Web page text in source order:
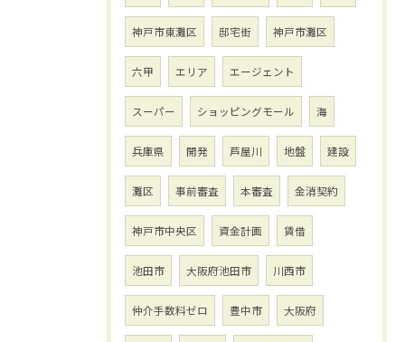
神戸市東灘区 邸宅街 神戸市灘区
六甲 エリア エージェント
スーパー ショッピングモール 海
兵庫県 開発 芦屋川 地盤 建設
灘区 事前審査 本審査 金消契約
神戸市中央区 資金計画 賃借
池田市 大阪府池田市 川西市
仲介手数料ゼロ 豊中市 大阪府